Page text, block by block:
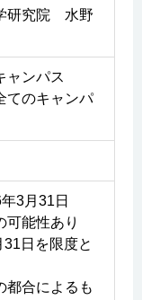
研究院 水野
ャンパス
てのキャンパ
3月31日
可能性あり
31日を限度と
合によるも